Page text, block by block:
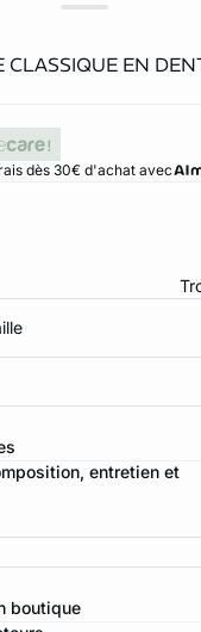
CLASSIQUE EN
dès 30€ d'achat avec
entretien et
boutique